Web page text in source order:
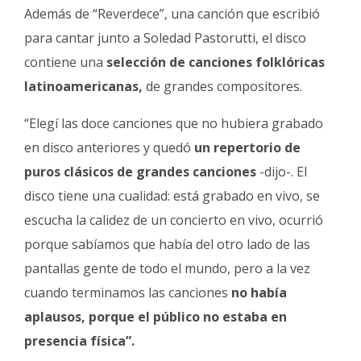
Además de “Reverdece”, una canción que escribió
para cantar junto a Soledad Pastorutti, el disco
contiene una selección de canciones folklóricas
latinoamericanas, de grandes compositores.
“Elegí las doce canciones que no hubiera grabado
en disco anteriores y quedó un repertorio de
puros clásicos de grandes canciones -dijo-. El
disco tiene una cualidad: está grabado en vivo, se
escucha la calidez de un concierto en vivo, ocurrió
porque sabíamos que había del otro lado de las
pantallas gente de todo el mundo, pero a la vez
cuando terminamos las canciones no había
aplausos, porque el público no estaba en
presencia física”.